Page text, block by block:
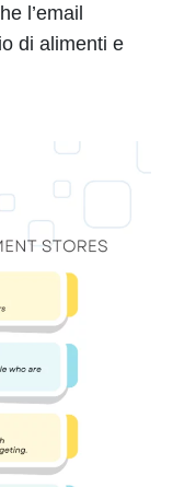
l’email
di alimenti e